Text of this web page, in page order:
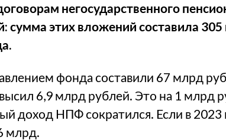
негосударственного
сумма этих вложений составила
фонда составили 67 млрд
6,9 млрд рублей. Это на 1 млрд
доход НПФ сократился. Если в 2023
млрд.